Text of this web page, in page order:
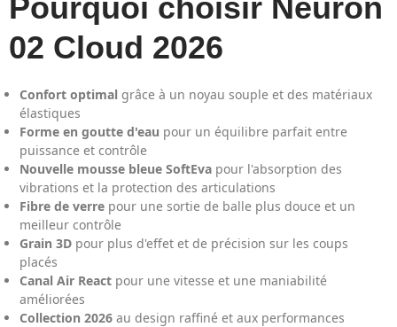
Pourquoi choisir Neuron
02 Cloud 2026
Confort optimal grâce à un noyau souple et des matériaux
élastiques
Forme en goutte d'eau pour un équilibre parfait entre
puissance et contrôle
Nouvelle mousse bleue SoftEva pour l'absorption des
vibrations et la protection des articulations
Fibre de verre pour une sortie de balle plus douce et un
meilleur contrôle
Grain 3D pour plus d'effet et de précision sur les coups
placés
Canal Air React pour une vitesse et une maniabilité
améliorées
Collection 2026 au design raffiné et aux performances